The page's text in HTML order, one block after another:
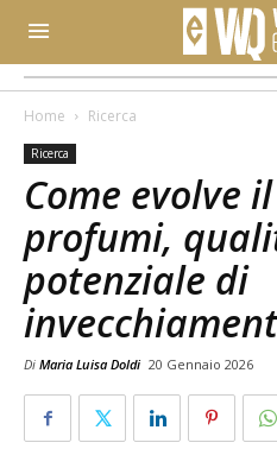
Home Ricerca
Ricerca
Come evolve
profumi,
potenziale di
Di Maria Luisa Doldi 20 Gennaio 2026